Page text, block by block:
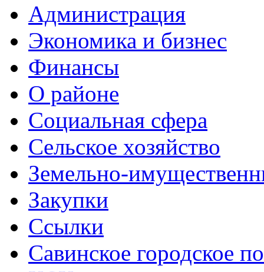
Администрация
Экономика и бизнес
Финансы
О районе
Социальная сфера
Сельское хозяйство
Земельно-
Закупки
Ссылки
Савинское городское